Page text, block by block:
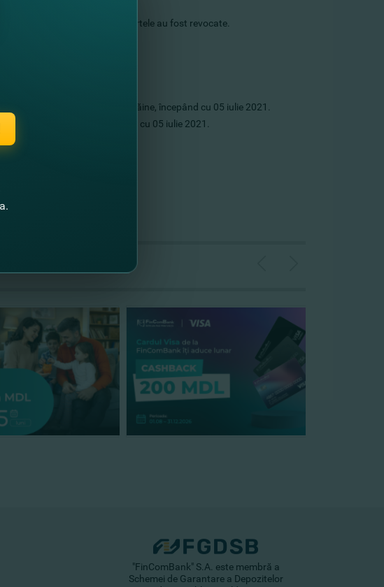
naţională şi străină;
şi străină, pentru care ofertele au fost revocate.
fizice în valute naţionale şi străine, începând cu 05 iulie 2021.
naţională şi străină, începând cu 05 iulie 2021.
"FinComBank" S.A. este membră a
Schemei de Garantare a Depozitelor